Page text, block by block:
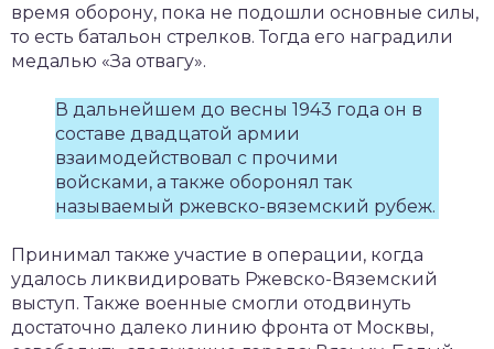
время оборону, пока не подошли основные силы,
то есть батальон стрелков. Тогда его наградили
медалью «За отвагу».
В дальнейшем до весны 1943 года он в
составе двадцатой армии
взаимодействовал с прочими
войсками, а также оборонял так
называемый ржевско-вяземский рубеж.
Принимал также участие в операции, когда
удалось ликвидировать Ржевско-Вяземский
выступ. Также военные смогли отодвинуть
достаточно далеко линию фронта от Москвы,